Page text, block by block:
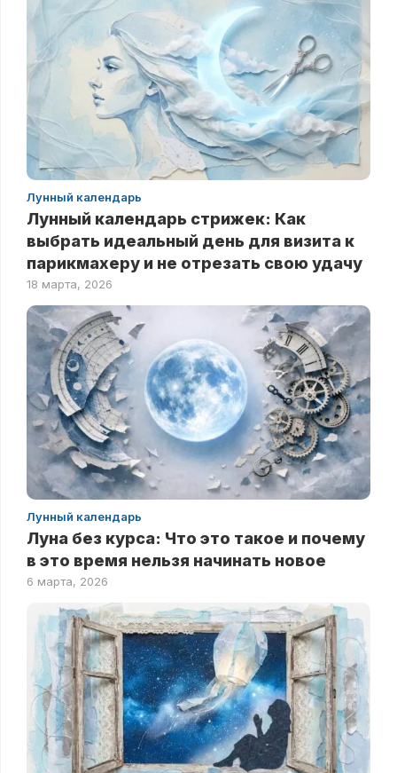
Лунный календарь
Лунный календарь стрижек: Как
выбрать идеальный день для визита к
парикмахеру и не отрезать свою удачу
18 марта, 2026
Лунный календарь
Луна без курса: Что это такое и почему
в это время нельзя начинать новое
6 марта, 2026